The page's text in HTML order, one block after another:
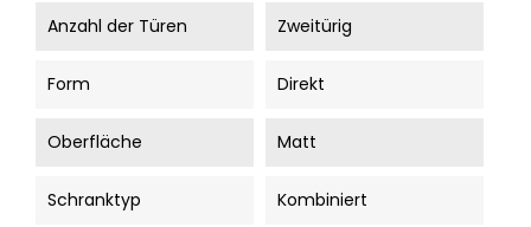
Anzahl der Türen Zweitürig
Form Direkt
Oberfläche Matt
Schranktyp Kombiniert